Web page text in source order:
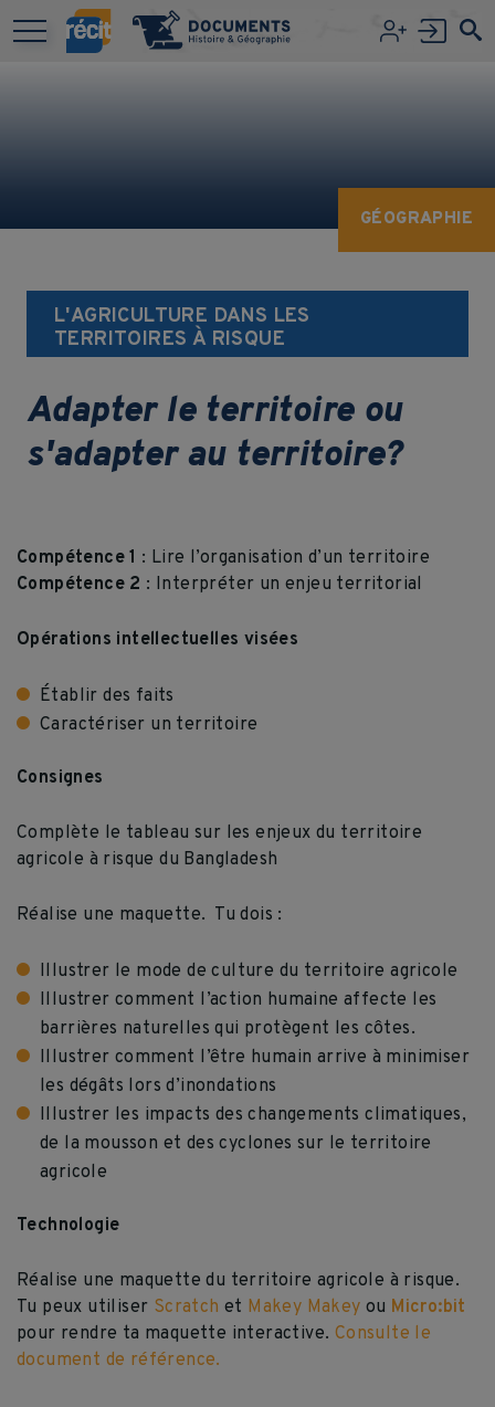
Aller au contenu principal
L'AGRICULTURE DANS LES
TERRITOIRES À RISQUE
Adapter le territoire ou
s'adapter au territoire?
GÉOGRAPHIE
Compétence 1 : Lire l’organisation d’un territoire
Compétence 2 : Interpréter un enjeu territorial
Opérations intellectuelles visées
Établir des faits
Caractériser un territoire
Consignes
Complète le tableau sur les enjeux du territoire
agricole à risque du Bangladesh
Réalise une maquette. Tu dois :
Illustrer le mode de culture du territoire agricole
Illustrer comment l’action humaine affecte les
barrières naturelles qui protègent les côtes.
Illustrer comment l’être humain arrive à minimiser
les dégâts lors d’inondations
Illustrer les impacts des changements climatiques,
de la mousson et des cyclones sur le territoire
agricole
Technologie
Réalise une maquette du territoire agricole à risque.
Tu peux utiliser Scratch et Makey Makey ou Micro:bit
pour rendre ta maquette interactive. Consulte le
document de référence.